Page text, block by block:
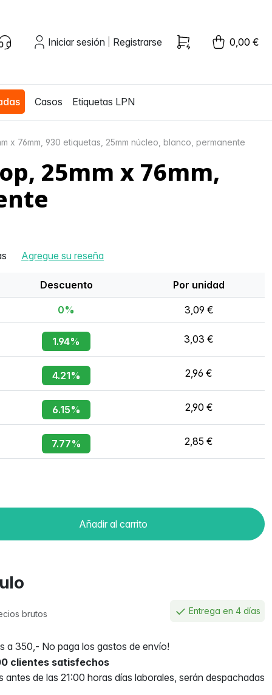
Iniciar sesión Registrarse 0,00 €
Casos Etiquetas LPN
x 76mm, 930 etiquetas, 25mm núcleo, blanco, permanente
25mm x 76mm,
Agregue su reseña
Descuento Por unidad
0% 3,09 €
1.94% 3,03 €
4.21% 2,96 €
6.15% 2,90 €
7.77% 2,85 €
Añadir al carrito
brutos Entrega en 4 días
a 350,- No paga los gastos de envío!
clientes satisfechos
de las 21:00 horas días laborales, serán despachadas